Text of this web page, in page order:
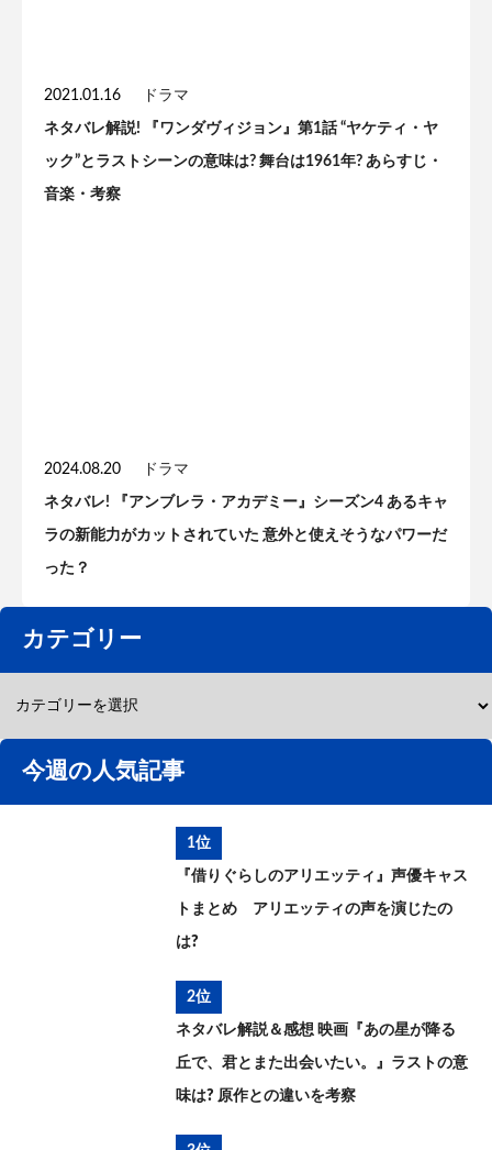
2021.01.16 ドラマ
ネタバレ解説! 『ワンダヴィジョン』第1話 “ヤケティ・ヤ
ック”とラストシーンの意味は? 舞台は1961年? あらすじ・
音楽・考察
2024.08.20 ドラマ
ネタバレ! 『アンブレラ・アカデミー』シーズン4 あるキャ
ラの新能力がカットされていた 意外と使えそうなパワーだ
った？
カテゴリー
今週の人気記事
1位
『借りぐらしのアリエッティ』声優キャス
トまとめ アリエッティの声を演じたの
は?
2位
ネタバレ解説＆感想 映画『あの星が降る
丘で、君とまた出会いたい。』ラストの意
味は? 原作との違いを考察